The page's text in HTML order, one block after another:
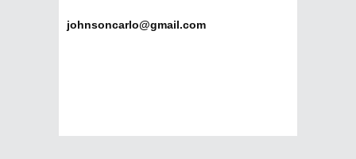
johnsoncarlo@gmail.com